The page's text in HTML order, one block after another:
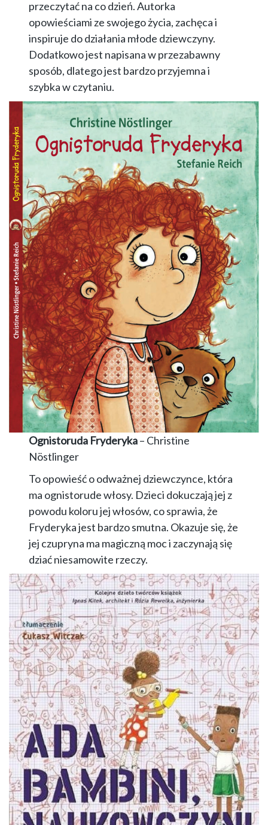
przeczytać na co dzień. Autorka
opowieściami ze swojego życia, zachęca i
inspiruje do działania młode dziewczyny.
Dodatkowo jest napisana w przezabawny
sposób, dlatego jest bardzo przyjemna i
szybka w czytaniu.
Ognistoruda Fryderyka– Christine
Nöstlinger
To opowieść o odważnej dziewczynce, która
ma ognistorude włosy. Dzieci dokuczają jej z
powodu koloru jej włosów, co sprawia, że
Fryderyka jest bardzo smutna. Okazuje się, że
jej czupryna ma magiczną moc i zaczynają się
dziać niesamowite rzeczy.